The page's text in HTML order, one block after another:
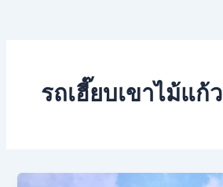
รถเฮี๊ยบเขาไม้แก้ว